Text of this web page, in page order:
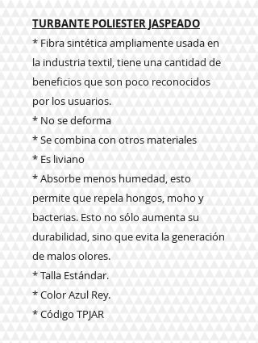
TURBANTE POLIESTER JASPEADO
* Fibra sintética ampliamente usada en
la industria textil, tiene una cantidad de
beneficios que son poco reconocidos
por los usuarios.
* No se deforma
* Se combina con otros materiales
* Es liviano
* Absorbe menos humedad, esto
permite que repela hongos, moho y
bacterias. Esto no sólo aumenta su
durabilidad, sino que evita la generación
de malos olores.
* Talla Estándar.
* Color Azul Rey.
* Código TPJAR